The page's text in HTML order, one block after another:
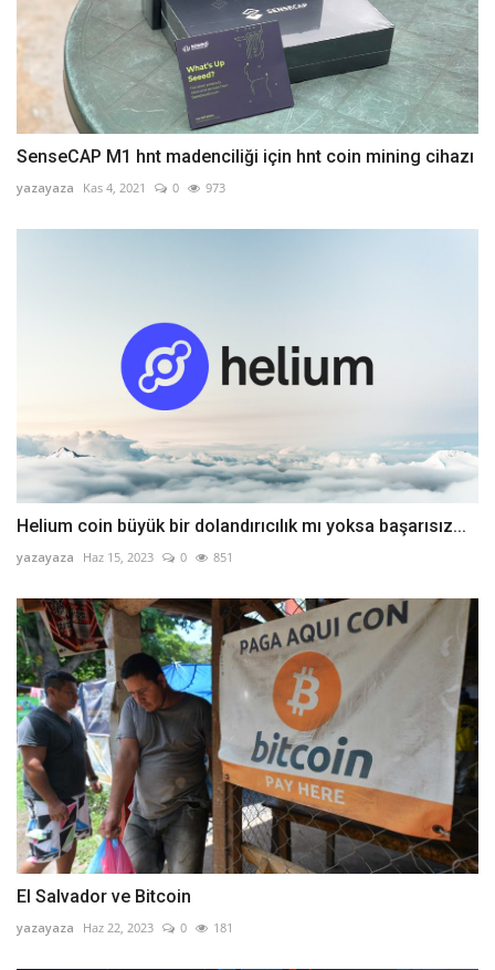
SenseCAP M1 hnt madenciliği için hnt coin mining cihazı
yazayaza Kas 4, 2021 0 973
Helium coin büyük bir dolandırıcılık mı yoksa başarısız...
yazayaza Haz 15, 2023 0 851
El Salvador ve Bitcoin
yazayaza Haz 22, 2023 0 181